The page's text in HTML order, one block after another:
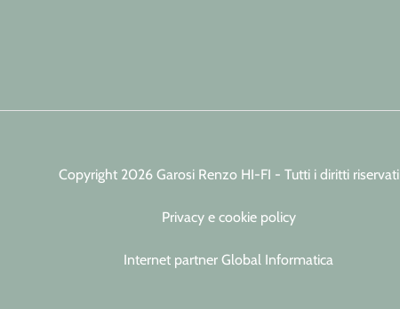
Copyright 2026 Garosi Renzo HI-FI - Tutti i diritti riservati
Privacy e cookie policy
Internet partner Global Informatica